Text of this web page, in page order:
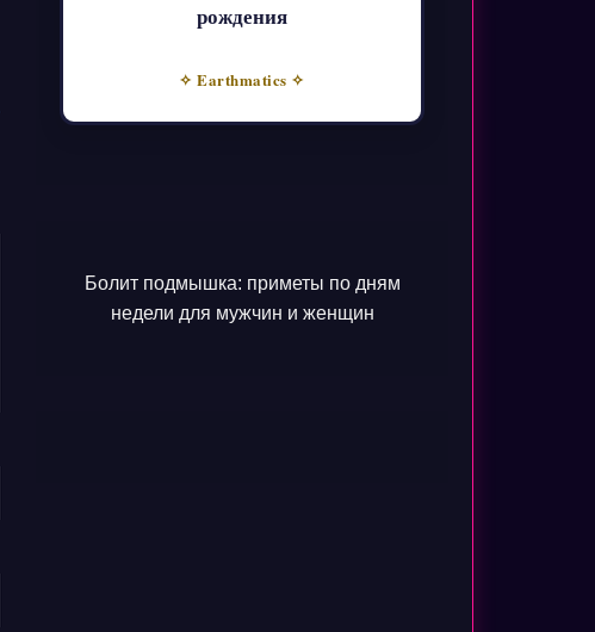
рождения
✧ Earthmatics ✧
Болит подмышка: приметы по дням
недели для мужчин и женщин